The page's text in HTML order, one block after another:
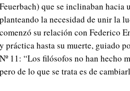
Feuerbach) que se inclinaban
planteando la necesidad de unir la
comenzó su relación con Federico
y práctica hasta su muerte, guiado
Nº 11: “Los filósofos no han hecho
pero de lo que se trata es de